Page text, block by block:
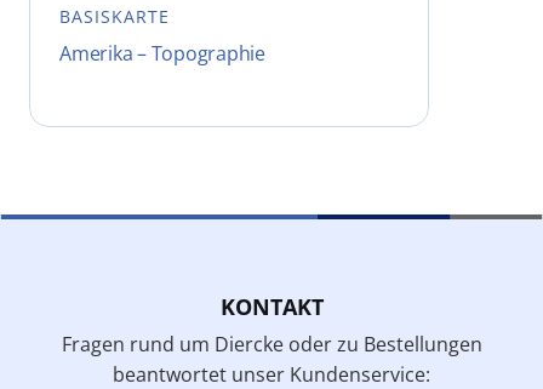
BASISKARTE
Amerika – Topographie
KONTAKT
Fragen rund um Diercke oder zu Bestellungen
beantwortet unser Kundenservice: